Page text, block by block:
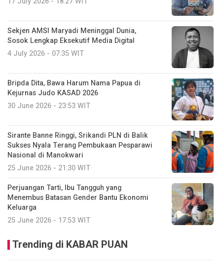
Sekjen AMSI Maryadi Meninggal Dunia,
Sosok Lengkap Eksekutif Media Digital
4 July 2026 - 07:35 WIT
Bripda Dita, Bawa Harum Nama Papua di
Kejurnas Judo KASAD 2026
30 June 2026 - 23:53 WIT
Sirante Banne Ringgi, Srikandi PLN di Balik
Sukses Nyala Terang Pembukaan Pesparawi
Nasional di Manokwari
25 June 2026 - 21:30 WIT
Perjuangan Tarti, Ibu Tangguh yang
Menembus Batasan Gender Bantu Ekonomi
Keluarga
25 June 2026 - 17:53 WIT
Trending di KABAR PUAN